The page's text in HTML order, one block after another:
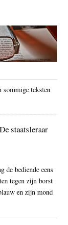
sommige teksten
staatsleraar
de bediende eens
tegen zijn borst
en zijn mond